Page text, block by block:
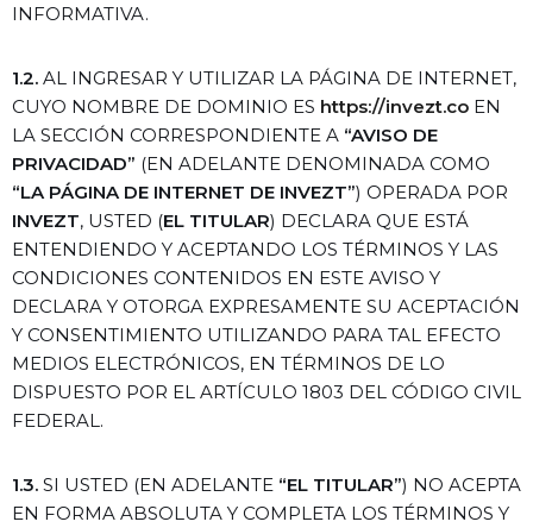
INFORMATIVA.
1.2. AL INGRESAR Y UTILIZAR LA PÁGINA DE INTERNET,
CUYO NOMBRE DE DOMINIO ES https://invezt.co EN
LA SECCIÓN CORRESPONDIENTE A “AVISO DE
PRIVACIDAD” (EN ADELANTE DENOMINADA COMO
“LA PÁGINA DE INTERNET DE INVEZT”) OPERADA POR
INVEZT, USTED (EL TITULAR) DECLARA QUE ESTÁ
ENTENDIENDO Y ACEPTANDO LOS TÉRMINOS Y LAS
CONDICIONES CONTENIDOS EN ESTE AVISO Y
DECLARA Y OTORGA EXPRESAMENTE SU ACEPTACIÓN
Y CONSENTIMIENTO UTILIZANDO PARA TAL EFECTO
MEDIOS ELECTRÓNICOS, EN TÉRMINOS DE LO
DISPUESTO POR EL ARTÍCULO 1803 DEL CÓDIGO CIVIL
FEDERAL.
1.3. SI USTED (EN ADELANTE “EL TITULAR”) NO ACEPTA
EN FORMA ABSOLUTA Y COMPLETA LOS TÉRMINOS Y